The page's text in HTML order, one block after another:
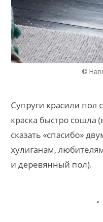
©
Супруги красили пол
краска быстро сошла
сказать «спасибо»
хулиганам,
и деревянный пол).